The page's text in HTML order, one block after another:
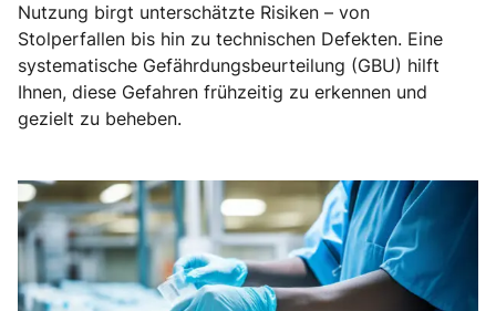
Nutzung birgt unterschätzte Risiken – von
Stolperfallen bis hin zu technischen Defekten. Eine
systematische Gefährdungsbeurteilung (GBU) hilft
Ihnen, diese Gefahren frühzeitig zu erkennen und
gezielt zu beheben.